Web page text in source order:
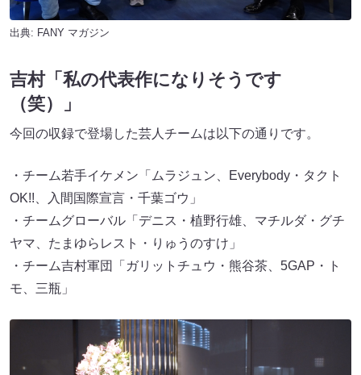
出典: FANY マガジン
吉村「私の代表作になりそうです
（笑）」
今回の収録で登場した芸人チームは以下の通りです。
・チーム若手イケメン「ムラジュン、Everybody・タクト
OK!!、入間国際宣言・千葉ゴウ」
・チームグローバル「デニス・植野行雄、マチルダ・グチ
ヤマ、たまゆらレスト・りゅうのすけ」
・チーム吉村軍団「ガリットチュウ・熊谷茶、5GAP・ト
モ、三瓶」